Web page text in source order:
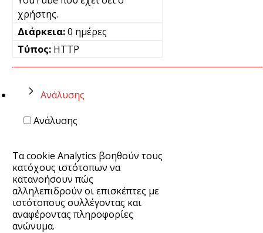
χρήστης.
0 ημέρες
HTTP
Ανάλυσης
Ανάλυσης
Τα cookie Analytics βοηθούν τους
κατόχους ιστότοπων να
κατανοήσουν πώς
αλληλεπιδρούν οι επισκέπτες με
ιστότοπους συλλέγοντας και
αναφέροντας πληροφορίες
ανώνυμα.